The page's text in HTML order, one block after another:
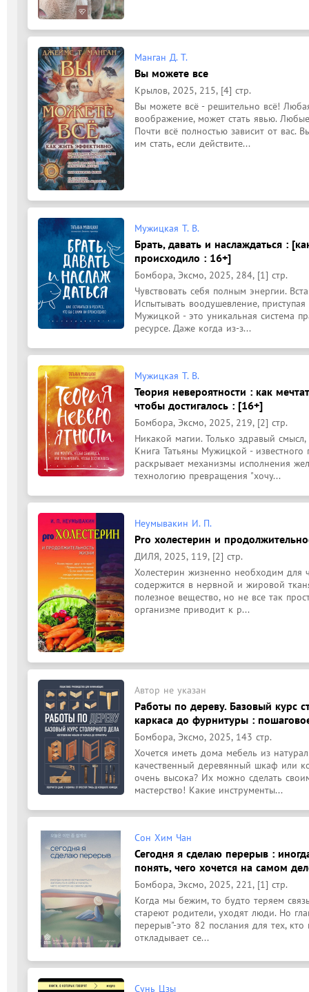
Манган Д. Т.
Вы можете все
Крылов, 2025, 215, [4] стр.
Вы можете всё - решительно всё!
воображение, может стать явью.
Почти всё полностью зависит от
им стать, если действите...
Мужицкая Т. В.
Брать, давать и наслаждаться :
происходило : 16+]
Бомбора, Эксмо, 2025, 284, [1] стр.
Чувствовать себя полным энергии.
Испытывать воодушевление,
Мужицкой - это уникальная система
ресурсе. Даже когда из-з...
Мужицкая Т. В.
Теория невероятности : как
чтобы достигалось : [16+]
Бомбора, Эксмо, 2025, 219, [2] стр.
Никакой магии. Только здравый
Книга Татьяны Мужицкой - известного
раскрывает механизмы исполнения
технологию превращения "хочу...
Неумывакин И. П.
Pro холестерин и
ДИЛЯ, 2025, 119, [2] стр.
Холестерин жизненно необходим для
содержится в нервной и жировой
полезное вещество, но не все так
организме приводит к р...
Автор не указан
Работы по дереву. Базовый курс
каркаса до фурнитуры :
Бомбора, Эксмо, 2025, 143 стр.
Хочется иметь дома мебель из
качественный деревянный шкаф или
очень высока? Их можно сделать
мастерство! Какие инструменты...
Сон Хим Чан
Сегодня я сделаю перерыв :
понять, чего хочется на самом
Бомбора, Эксмо, 2025, 221, [1] стр.
Когда мы бежим, то будто теряем
стареют родители, уходят люди. Но
перерыв"-это 82 послания для тех,
откладывает се...
Сунь Цзы